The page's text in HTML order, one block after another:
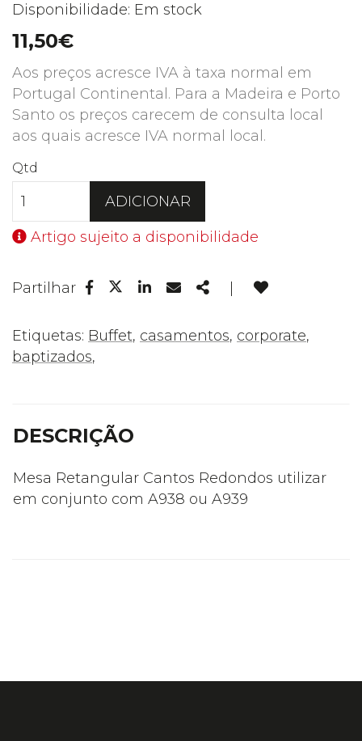
Disponibilidade: Em stock
11,50€
Aos preços acresce IVA à taxa normal em
Portugal Continental. Para a Madeira e Porto
Santo os preços carecem de consulta local
aos quais acresce IVA normal local.
Qtd
ADICIONAR
Artigo sujeito a disponibilidade
Partilhar
FacebookLinkedin
EmailShare
Etiquetas: Buffet, casamentos, corporate,
baptizados,
DESCRIÇÃO
Mesa Retangular Cantos Redondos utilizar
em conjunto com A938 ou A939